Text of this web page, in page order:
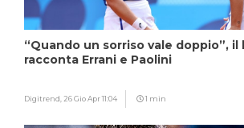
“Quando un sorriso vale doppio”, il
racconta Errani e Paolini
Digitrend, 26 Gio Apr 11:04 1 min